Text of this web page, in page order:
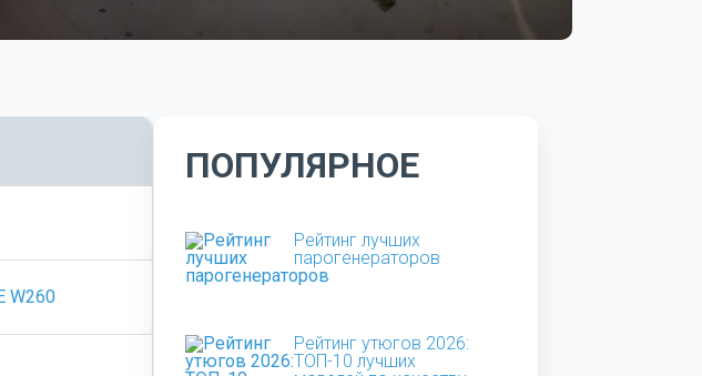
W260
ПОПУЛЯРНОЕ
Рейтинг лучших
парогенераторов
Рейтинг утюгов 2026:
ТОП-10 лучших